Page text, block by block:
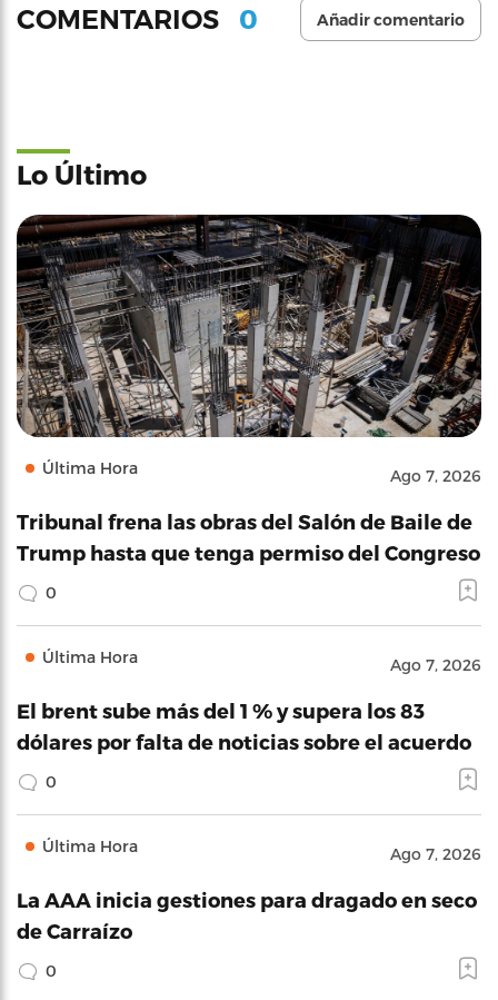
COMENTARIOS 0 Añadir comentario
Lo Último
Última Hora Ago 7, 2026
Tribunal frena las obras del Salón de Baile de
Trump hasta que tenga permiso del Congreso
0
Última Hora Ago 7, 2026
El brent sube más del 1 % y supera los 83
dólares por falta de noticias sobre el acuerdo
0
Última Hora Ago 7, 2026
La AAA inicia gestiones para dragado en seco
de Carraízo
0